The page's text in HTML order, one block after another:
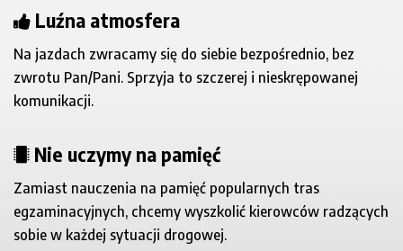
Luźna atmosfera
Na jazdach zwracamy się do siebie bezpośrednio, bez
zwrotu Pan/Pani. Sprzyja to szczerej i nieskrępowanej
komunikacji.
Nie uczymy na pamięć
Zamiast nauczenia na pamięć popularnych tras
egzaminacyjnych, chcemy wyszkolić kierowców radzących
sobie w każdej sytuacji drogowej.